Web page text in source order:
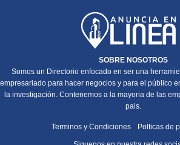
SOBRE NOSOTROS
Somos un Directorio enfocado en ser una
empresariado para hacer negocios y para el público
la investigación. Contenemos a la mayoria de las
pais.
Terminos y Condiciones Polticas de